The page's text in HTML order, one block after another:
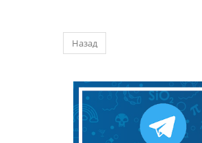
Назад